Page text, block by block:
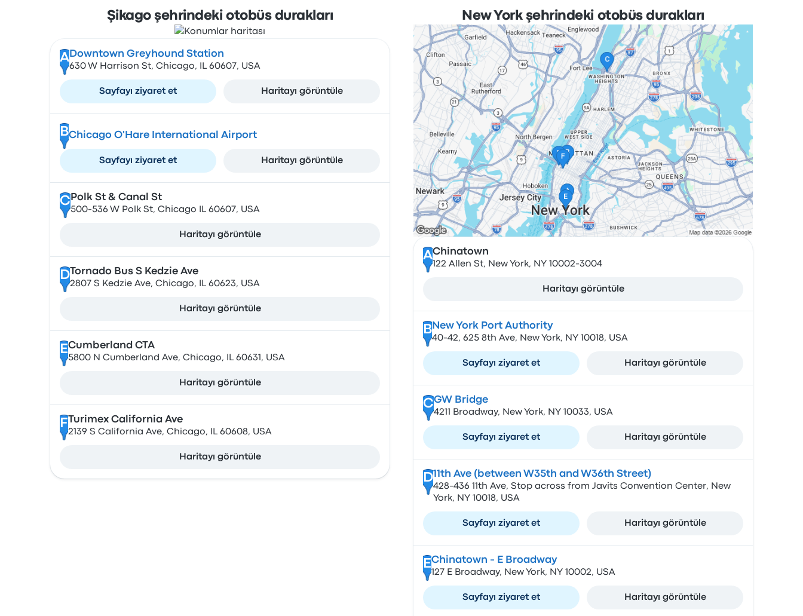
Şikago şehrindeki otobüs durakları
A Downtown Greyhound Station
630 W Harrison St, Chicago, IL 60607, USA
Sayfayı ziyaret et Haritayı görüntüle
BChicago O'Hare International Airport
Sayfayı ziyaret et Haritayı görüntüle
CPolk St & Canal St
500-536 W Polk St, Chicago IL 60607, USA
Haritayı görüntüle
DTornado Bus S Kedzie Ave
2807 S Kedzie Ave, Chicago, IL 60623, USA
Haritayı görüntüle
ECumberland CTA
5800 N Cumberland Ave, Chicago, IL 60631, USA
Haritayı görüntüle
F Turimex California Ave
2139 S California Ave, Chicago, IL 60608, USA
Haritayı görüntüle
New York şehrindeki otobüs durakları
AChinatown
122 Allen St, New York, NY 10002-3004
Haritayı görüntüle
B New York Port Authority
40-42, 625 8th Ave, New York, NY 10018, USA
Sayfayı ziyaret et Haritayı görüntüle
CGW Bridge
4211 Broadway, New York, NY 10033, USA
Sayfayı ziyaret et Haritayı görüntüle
D11th Ave (between W35th and W36th Street)
428-436 11th Ave, Stop across from Javits Convention Center, New
York, NY 10018, USA
Sayfayı ziyaret et Haritayı görüntüle
EChinatown - E Broadway
127 E Broadway, New York, NY 10002, USA
Sayfayı ziyaret et Haritayı görüntüle